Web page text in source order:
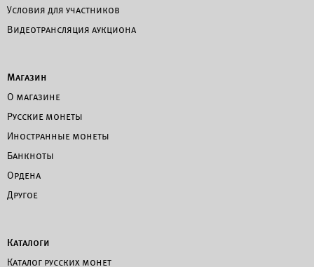
Условия для участников
Видеотрансляция аукциона
Магазин
О магазине
Русские монеты
Иностранные монеты
Банкноты
Ордена
Другое
Каталоги
Каталог русских монет